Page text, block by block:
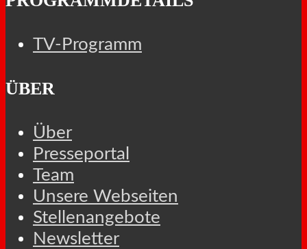
TV-Programm
ÜBER
Über
Presseportal
Team
Unsere Webseiten
Stellenangebote
Newsletter